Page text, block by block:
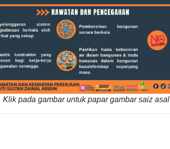
Klik pada gambar untuk papar gambar saiz asal